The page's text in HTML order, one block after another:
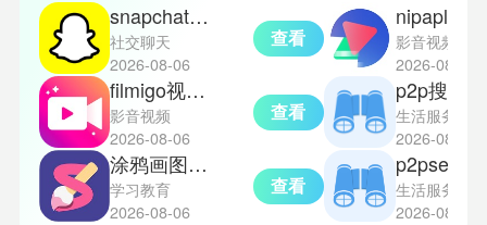
snapchat下装
社交聊天
2026-08-06
查看
filmigo视频剪辑
影音视频
2026-08-06
查看
涂鸦画图免费版
学习教育
2026-08-06
查看
影音视频
2026-08-06
生活服务
2026-08-06
生活服务
2026-08-06